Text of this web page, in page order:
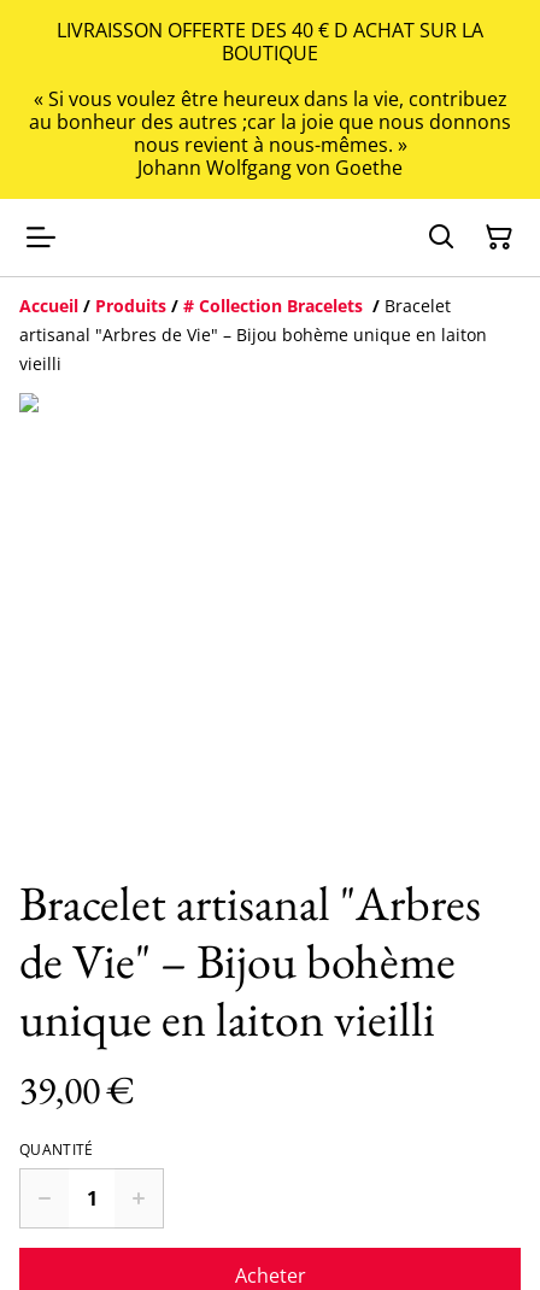
LIVRAISSON OFFERTE DES 40 € D ACHAT SUR LA
BOUTIQUE
« Si vous voulez être heureux dans la vie, contribuez
au bonheur des autres ;car la joie que nous donnons
nous revient à nous-mêmes. »
Johann Wolfgang von Goethe
Accueil / Produits / # Collection Bracelets / Bracelet
artisanal "Arbres de Vie" – Bijou bohème unique en laiton
vieilli
Bracelet artisanal "Arbres
de Vie" – Bijou bohème
unique en laiton vieilli
39,00 €
QUANTITÉ
Acheter